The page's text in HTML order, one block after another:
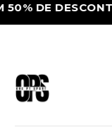
DE DESCONTO